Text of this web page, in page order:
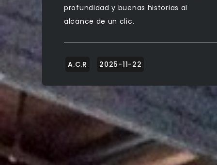
profundidad y buenas historias al
alcance de un clic.